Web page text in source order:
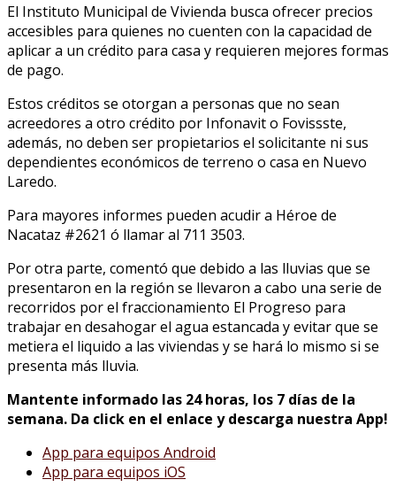
El Instituto Municipal de Vivienda busca ofrecer precios
accesibles para quienes no cuenten con la capacidad de
aplicar a un crédito para casa y requieren mejores formas
de pago.
Estos créditos se otorgan a personas que no sean
acreedores a otro crédito por Infonavit o Fovissste,
además, no deben ser propietarios el solicitante ni sus
dependientes económicos de terreno o casa en Nuevo
Laredo.
Para mayores informes pueden acudir a Héroe de
Nacataz #2621 ó llamar al 711 3503.
Por otra parte, comentó que debido a las lluvias que se
presentaron en la región se llevaron a cabo una serie de
recorridos por el fraccionamiento El Progreso para
trabajar en desahogar el agua estancada y evitar que se
metiera el liquido a las viviendas y se hará lo mismo si se
presenta más lluvia.
Mantente informado las 24 horas, los 7 días de la
semana. Da click en el enlace y descarga nuestra App!
App para equipos Android
App para equipos iOS